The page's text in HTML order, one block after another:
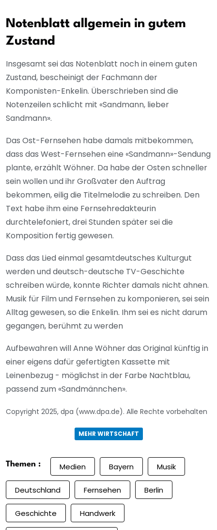
Notenblatt allgemein in gutem
Zustand
Insgesamt sei das Notenblatt noch in einem guten
Zustand, bescheinigt der Fachmann der
Komponisten-Enkelin. Überschrieben sind die
Notenzeilen schlicht mit «Sandmann, lieber
Sandmann».
Das Ost-Fernsehen habe damals mitbekommen,
dass das West-Fernsehen eine «Sandmann»-Sendung
plante, erzählt Wöhner. Da habe der Osten schneller
sein wollen und ihr Großvater den Auftrag
bekommen, eilig die Titelmelodie zu schreiben. Den
Text habe ihm eine Fernsehredakteurin
durchtelefoniert, drei Stunden später sei die
Komposition fertig gewesen.
Dass das Lied einmal gesamtdeutsches Kulturgut
werden und deutsch-deutsche TV-Geschichte
schreiben würde, konnte Richter damals nicht ahnen.
Musik für Film und Fernsehen zu komponieren, sei sein
Alltag gewesen, so die Enkelin. Ihm sei es nicht darum
gegangen, berühmt zu werden
Aufbewahren will Anne Wöhner das Original künftig in
einer eigens dafür gefertigten Kassette mit
Leinenbezug - möglichst in der Farbe Nachtblau,
passend zum «Sandmännchen».
Copyright 2025, dpa (www.dpa.de). Alle Rechte vorbehalten
MEHR WIRTSCHAFT
Themen : Medien Bayern Musik
Deutschland Fernsehen Berlin
Geschichte Handwerk